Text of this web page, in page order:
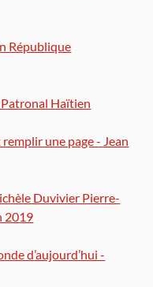
République
Haïtien
remplir une page - Jean
Duvivier Pierre-
2019
d’aujourd’hui -